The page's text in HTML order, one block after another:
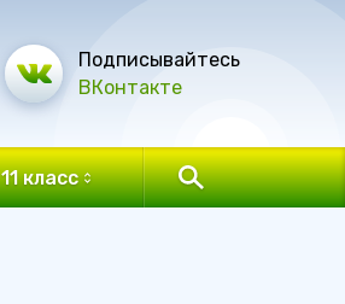
Подписывайтесь
ВКонтакте
11 класс